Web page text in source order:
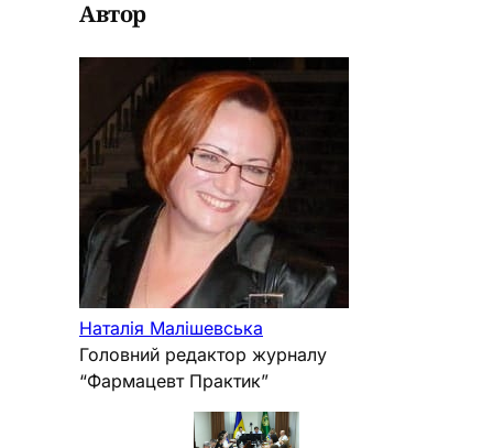
Автор
Наталія Малішевська
Головний редактор журналу
“Фармацевт Практик”